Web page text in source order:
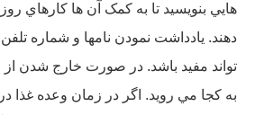
هايي بنويسيد تا به کمک آن ها كارهاي
دهند. يادداشت نمودن نامها و شماره
تواند مفید باشد. در صورت خارج شدن از
به كجا مي رويد. اگر در زمان وعده غذا